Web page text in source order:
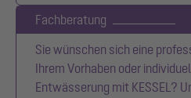
Fachberatung
Sie wünschen sich eine
Ihrem Vorhaben oder
Entwässerung mit KESSEL?